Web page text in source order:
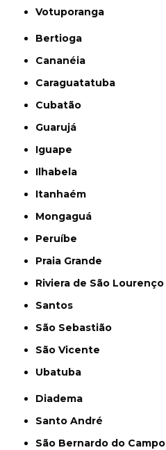
Votuporanga
Bertioga
Cananéia
Caraguatatuba
Cubatão
Guarujá
Iguape
Ilhabela
Itanhaém
Mongaguá
Peruíbe
Praia Grande
Riviera de São Lourenço
Santos
São Sebastião
São Vicente
Ubatuba
Diadema
Santo André
São Bernardo do Campo